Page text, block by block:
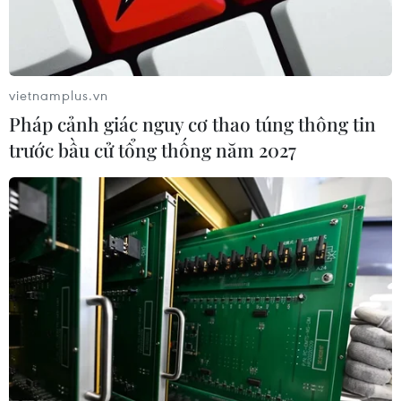
Xem trực tiếp Indonesia-Việt Nam tại
ASEAN Cup 2026 trên kênh nào?
Xem thêm
CƠ QUAN CHỦ QUẢN: THÔNG TẤN XÃ VIỆT NAM
Tổng Biên tập: TRẦN TIẾN DUẨN
Phó Tổng Biên tập: NGUYỄN THỊ TÁM, KHÚC THANH
THỦY
vietnamplus.vn
Pháp cảnh giác nguy cơ thao túng thông tin
trước bầu cử tổng thống năm 2027